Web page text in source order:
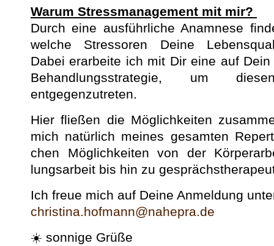
Warum Stress­man­age­ment mit mir?
Durch eine aus­führliche Anam­nese
welche Stres­soren Deine
Dabei erar­beite ich mit Dir eine auf
Behand­lungsstrate­gie, um
entgegenzutreten.
Hier fließen die Möglichkeit­en
mich natür­lich meines gesamten
chen Möglichkeit­en von der
lungsar­beit bis hin zu
Ich freue mich auf Deine Anmel­dung
christina.hofmann@nahepra.de
☀️ son­nige Grüße